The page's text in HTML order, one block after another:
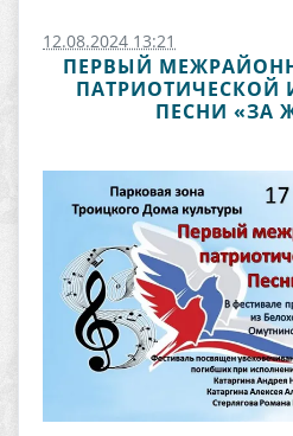
12.08.2024 13:21
ПЕРВЫЙ
ПАТРИОТИЧЕСКОЙ
ПЕСНИ «ЗА